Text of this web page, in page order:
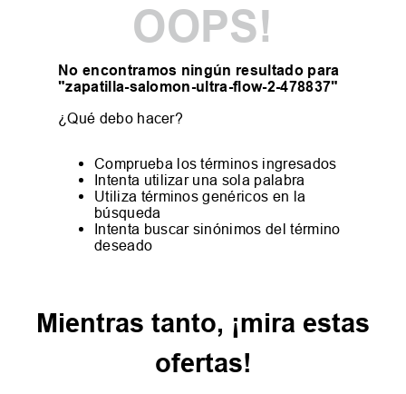
OOPS!
No encontramos ningún resultado para
"zapatilla-salomon-ultra-flow-2-478837"
¿Qué debo hacer?
Comprueba los términos ingresados
Intenta utilizar una sola palabra
Utiliza términos genéricos en la
búsqueda
Intenta buscar sinónimos del término
deseado
Mientras tanto, ¡mira estas
ofertas!
zapatillas adidas
medias